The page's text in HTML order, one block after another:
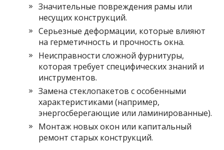
Значительные повреждения рамы или
несущих конструкций.
Серьезные деформации, которые влияют
на герметичность и прочность окна.
Неисправности сложной фурнитуры,
которая требует специфических знаний и
инструментов.
Замена стеклопакетов с особенными
характеристиками (например,
энергосберегающие или ламинированные).
Монтаж новых окон или капитальный
ремонт старых конструкций.